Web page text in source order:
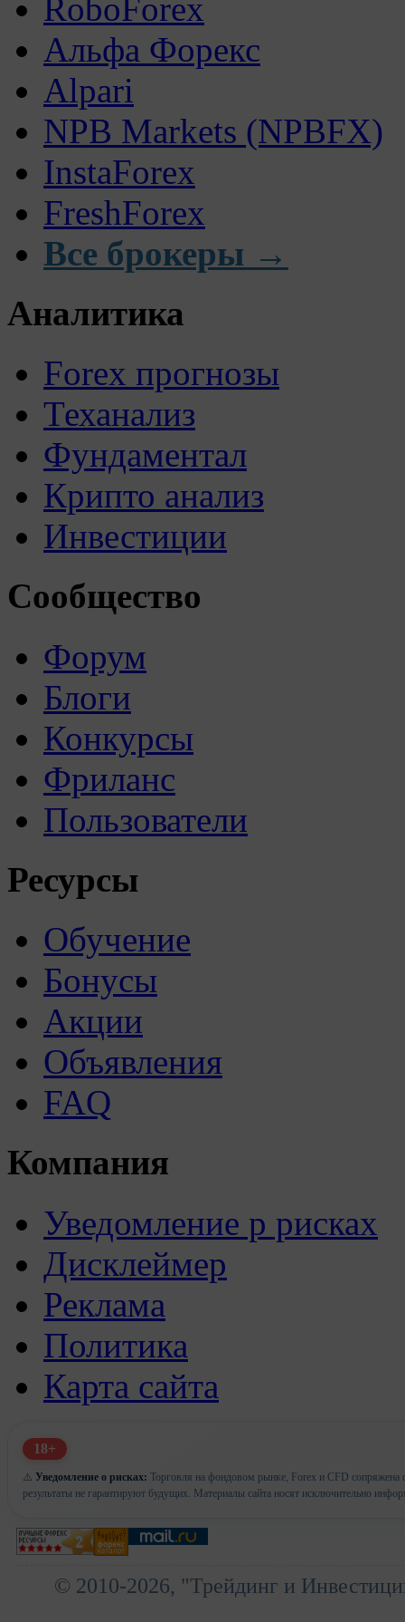
RoboForex
Альфа Форекс
Alpari
NPB Markets (NPBFX)
InstaForex
FreshForex
Все брокеры →
Аналитика
Forex прогнозы
Теханализ
Фундаментал
Крипто анализ
Инвестиции
Сообщество
Форум
Блоги
Конкурсы
Фриланс
Пользователи
Ресурсы
Обучение
Бонусы
Акции
Объявления
FAQ
Компания
Уведомление р рисках
Дисклеймер
Реклама
Политика
Карта сайта
18+
⚠️ Уведомление о рисках: Торговля на фондовом рынке, Forex и CFD сопряжена
результаты не гарантируют будущих. Материалы сайта носят исключительно
© 2010-2026, "Трейдинг и